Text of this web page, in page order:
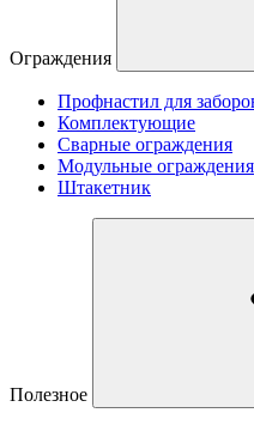
Ограждения
Профнастил для
Комплектующие
Сварные ограждения
Модульные ограждения
Штакетник
Полезное